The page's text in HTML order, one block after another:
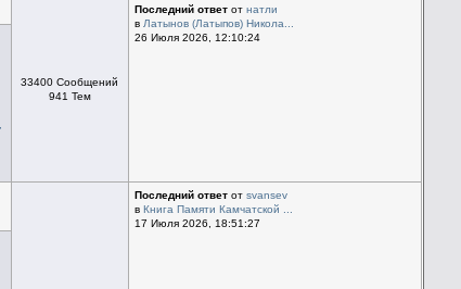
33400 Сообщений
941 Тем
Последний ответот натли
в Латынов (Латыпов) Никола...
26 Июля 2026, 12:10:24
Последний ответот svansev
в Книга Памяти Камчатской ...
17 Июля 2026, 18:51:27